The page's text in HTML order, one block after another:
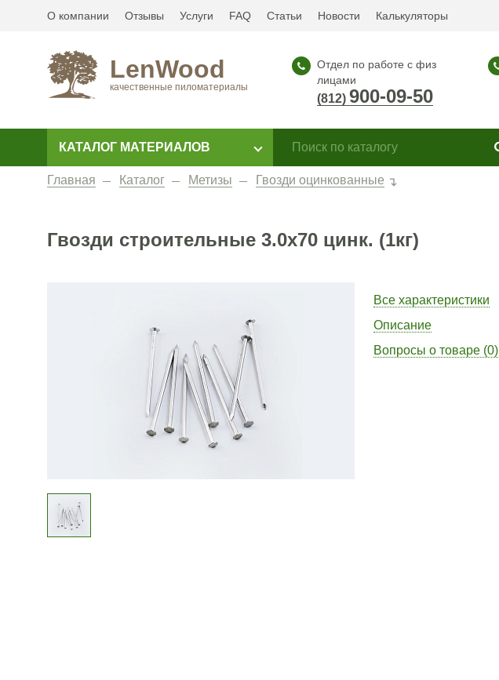
О компании Отзывы Услуги FAQ Статьи Новости Калькуляторы
LenWood
качественные пиломатериалы
Отдел по работе с физ
лицами
(812) 900-09-50
КАТАЛОГ МАТЕРИАЛОВ
Главная Каталог Метизы Гвозди оцинкованные
Гвозди строительные 3.0x70 цинк. (1кг)
Все характеристики
Описание
Вопросы о товаре (0)